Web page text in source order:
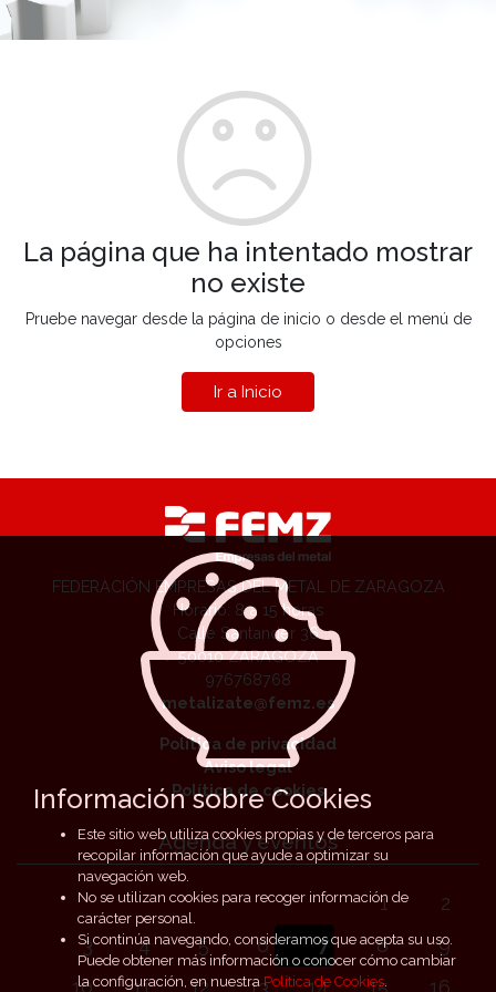
La página que ha intentado mostrar
no existe
Pruebe navegar desde la página de inicio o desde el menú de
opciones
Ir a Inicio
FEDERACIÓN EMPRESAS DEL METAL DE ZARAGOZA
Horario: 8 a 15 horas
Calle Santander 36
50010 ZARAGOZA
976768768
metalizate@femz.es
Política de privacidad
Aviso legal
Política de cookies
Agenda y eventos
1
2
3
4 5 6 7 8
9
Información sobre Cookies
Este sitio web utiliza cookies propias y de terceros para
recopilar información que ayude a optimizar su
navegación web.
No se utilizan cookies para recoger información de
carácter personal.
Si continúa navegando, consideramos que acepta su uso.
Puede obtener más información o conocer cómo cambiar
la configuración, en nuestraPolítica de Cookies.